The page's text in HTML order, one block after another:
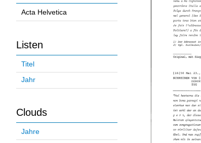
Acta Helvetica
Listen
Titel
Jahr
Clouds
Jahre